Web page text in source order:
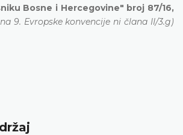
Bosne i Hercegovine" broj 87/16,
9. Evropske konvencije ni člana II/3.g)